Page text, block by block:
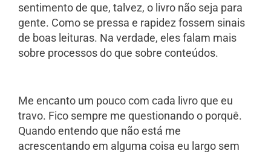
sentimento de que, talvez, o livro não seja para
gente. Como se pressa e rapidez fossem sinais
de boas leituras. Na verdade, eles falam mais
sobre processos do que sobre conteúdos.
Me encanto um pouco com cada livro que eu
travo. Fico sempre me questionando o porquê.
Quando entendo que não está me
acrescentando em alguma coisa eu largo sem